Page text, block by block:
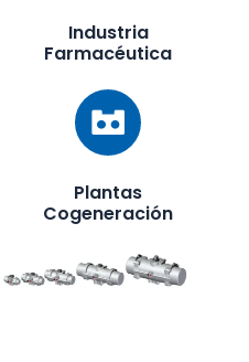
Industria
Farmacéutica
Plantas
Cogeneración